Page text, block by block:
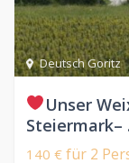
Deutsch Goritz
Unser
Steiermark–
140 € für 2